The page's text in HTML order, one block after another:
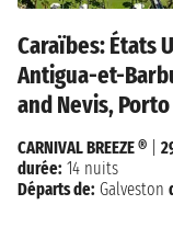
Caraïbes: États
Antigua-et-
and Nevis,
CARNIVAL BREEZE ®
durée: 14 nuits
Départs de: Galveston